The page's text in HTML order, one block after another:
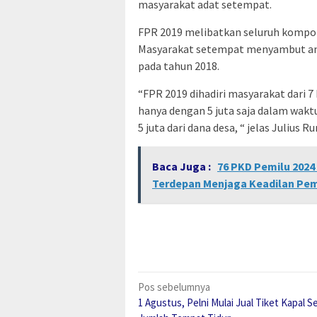
masyarakat adat setempat.
FPR 2019 melibatkan seluruh
Masyarakat setempat menyambut
pada tahun 2018.
“FPR 2019 dihadiri masyarakat dari
hanya dengan 5 juta saja dalam
5 juta dari dana desa, “ jelas Julius
Baca Juga : 76 PKD Pemilu
Terdepan Menjaga Keadilan
Navigasi
pos
Pos sebelumnya
1 Agustus, Pelni Mulai Jual Tiket Kapal